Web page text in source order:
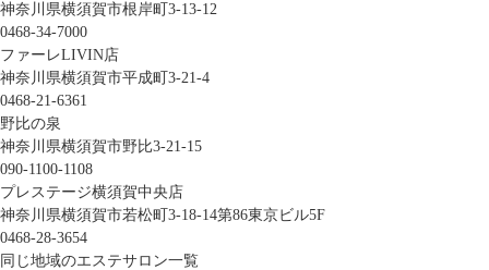
神奈川県横須賀市根岸町3-13-12
0468-34-7000
ファーレLIVIN店
神奈川県横須賀市平成町3-21-4
0468-21-6361
野比の泉
神奈川県横須賀市野比3-21-15
090-1100-1108
プレステージ横須賀中央店
神奈川県横須賀市若松町3-18-14第86東京ビル5F
0468-28-3654
同じ地域のエステサロン一覧